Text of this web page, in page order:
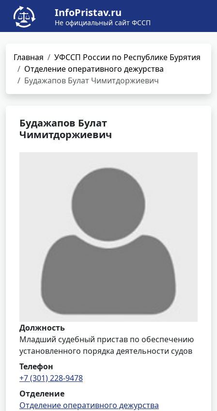
InfoPristav.ru
Не официальный сайт ФССП
Главная
УФССП России по Республике Бурятия
Отделение оперативного дежурства
Будажапов Булат Чимитдоржиевич
Будажапов Булат
Чимитдоржиевич
Должность
Младший судебный пристав по обеспечению
установленного порядка деятельности судов
Телефон
+7 (301) 228-9478
Отделение
Отделение оперативного дежурства